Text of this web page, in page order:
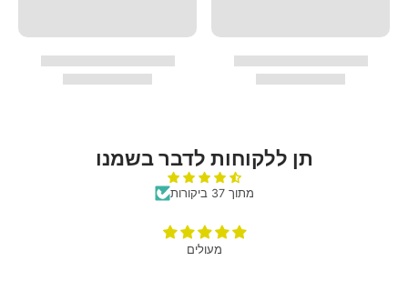
תן ללקוחות לדבר בשמנו
מתוך 37 ביקורות